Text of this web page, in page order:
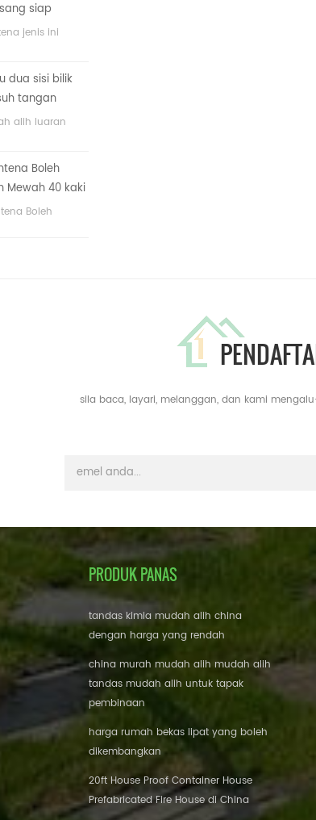
siap
kecil yang
jenis ini
mandi dan
elektrik.
dua sisi bilik
tangan
plastik
alih luaran
Boleh
Mewah 40 kaki
Bilik Tidur
Boleh
sila baca, layari, melanggan, dan kami
PRODUK PANAS
tandas kimia mudah alih china
dengan harga yang rendah
china murah mudah alih mudah alih
tandas mudah alih untuk tapak
pembinaan
harga rumah bekas lipat yang boleh
dikembangkan
20ft House Proof Container House
Prefabricated Fire House di China